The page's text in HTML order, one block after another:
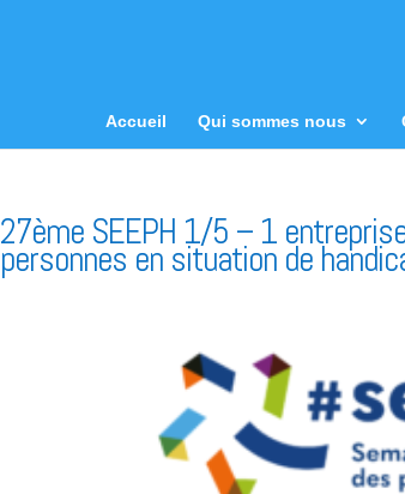
Accueil Qui sommes nous
27ème SEEPH 1/5 – 1
personnes en situation de